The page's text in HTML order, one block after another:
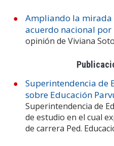
Ampliando la mirada
acuerdo nacional
opinión de Viviana
Superintendencia de
sobre Educación
Superintendencia de
de estudio en el cual
de carrera Ped.